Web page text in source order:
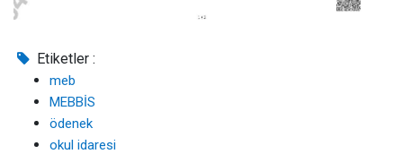
Etiketler :
meb
MEBBİS
ödenek
okul idaresi